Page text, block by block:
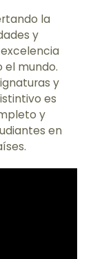
la
y
mundo.
y
es
y
en